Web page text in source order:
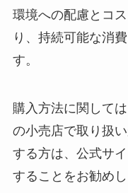
環境への配慮とコ
り、持続可能な消
す。
購入方法に関して
の小売店で取り扱
する方は、公式サ
することをお勧めし